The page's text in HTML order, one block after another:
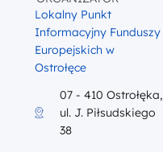
Lokalny Punkt
Informacyjny Funduszy
Europejskich w
Ostrołęce
07 - 410 Ostrołęka,
ul. J. Piłsudskiego
38